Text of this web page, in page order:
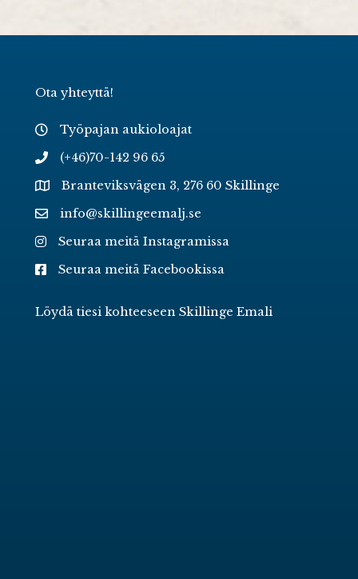
Ota yhteyttä!
Työpajan aukioloajat
(+46)70-142 96 65
Branteviksvägen 3, 276 60 Skillinge
info@skillingeemalj.se
Seuraa meitä Instagramissa
Seuraa meitä Facebookissa
Löydä tiesi kohteeseen Skillinge Emali